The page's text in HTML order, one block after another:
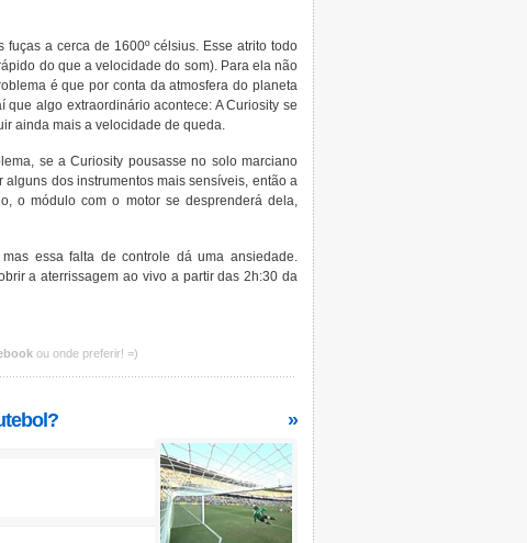
a cerca de 1600º célsius. Esse atrito todo
do que a velocidade do som). Para ela não
é que por conta da atmosfera do planeta
algo extraordinário acontece: A Curiosity se
ainda mais a velocidade de queda.
se a Curiosity pousasse no solo marciano
dos instrumentos mais sensíveis, então a
o módulo com o motor se desprenderá dela,
essa falta de controle dá uma ansiedade.
a aterrissagem ao vivo a partir das 2h:30 da
ou onde preferir! =)
»